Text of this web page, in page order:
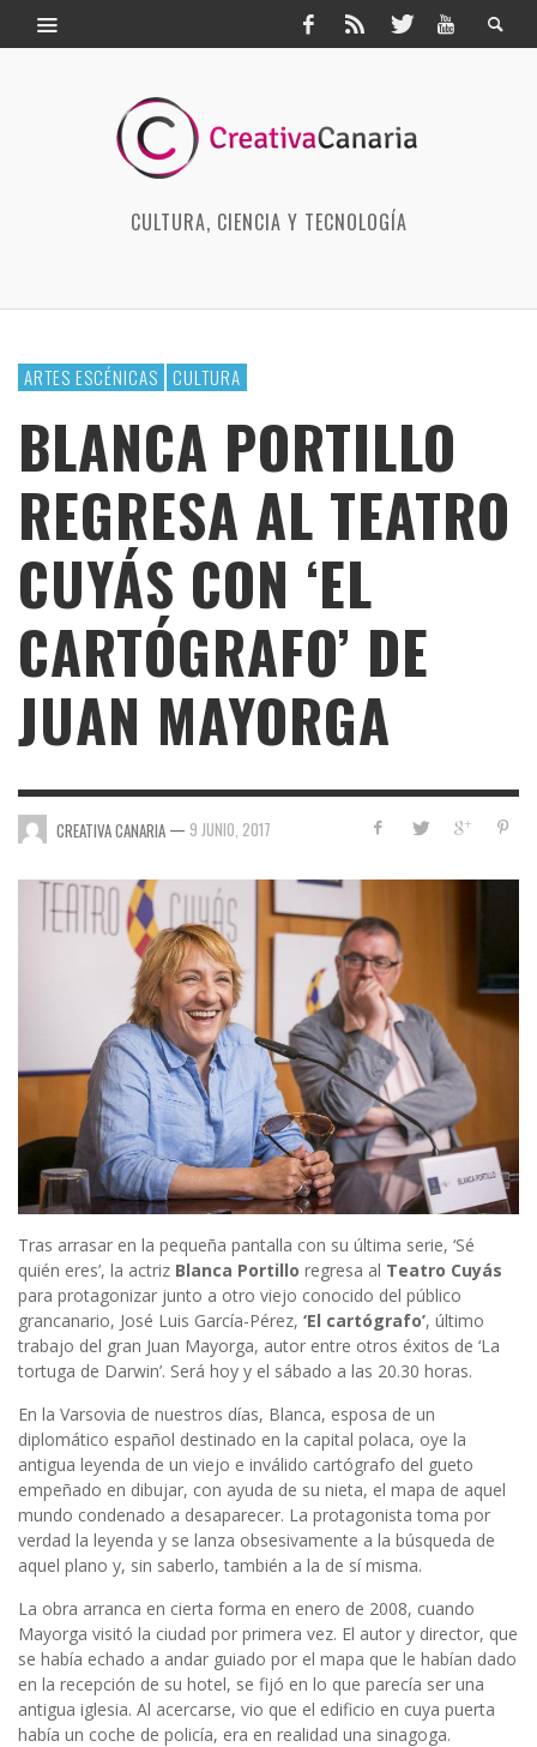
CULTURA, CIENCIA Y TECNOLOGÍA
ARTES ESCÉNICAS CULTURA
BLANCA PORTILLO
REGRESA AL TEATRO
CUYÁS CON ‘EL
CARTÓGRAFO’ DE
JUAN MAYORGA
CREATIVA CANARIA — 9 JUNIO, 2017
Tras arrasar en la pequeña pantalla con su última serie, ‘Sé
quién eres’, la actriz Blanca Portillo regresa al Teatro Cuyás
para protagonizar junto a otro viejo conocido del público
grancanario, José Luis García-Pérez, ‘El cartógrafo’, último
trabajo del gran Juan Mayorga, autor entre otros éxitos de ‘La
tortuga de Darwin’. Será hoy y el sábado a las 20.30 horas.
En la Varsovia de nuestros días, Blanca, esposa de un
diplomático español destinado en la capital polaca, oye la
antigua leyenda de un viejo e inválido cartógrafo del gueto
empeñado en dibujar, con ayuda de su nieta, el mapa de aquel
mundo condenado a desaparecer. La protagonista toma por
verdad la leyenda y se lanza obsesivamente a la búsqueda de
aquel plano y, sin saberlo, también a la de sí misma.
La obra arranca en cierta forma en enero de 2008, cuando
Mayorga visitó la ciudad por primera vez. El autor y director, que
se había echado a andar guiado por el mapa que le habían dado
en la recepción de su hotel, se fijó en lo que parecía ser una
antigua iglesia. Al acercarse, vio que el edificio en cuya puerta
había un coche de policía, era en realidad una sinagoga.